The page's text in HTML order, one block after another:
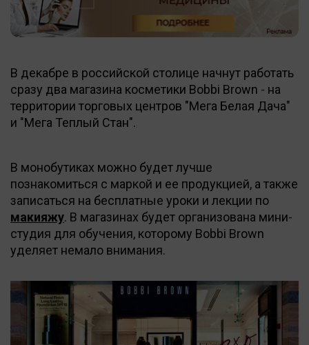
В декабре в российской столице начнут работать
сразу два магазина косметики Bobbi Brown - на
территории торговых центров "Мега Белая Дача"
и "Мега Теплый Стан".
В монобутиках можно будет лучше
познакомиться с маркой и ее продукцией, а также
записаться на бесплатные уроки и лекции по
макияжу. В магазинах будет организована мини-
студия для обучения, которому Bobbi Brown
уделяет немало внимания.